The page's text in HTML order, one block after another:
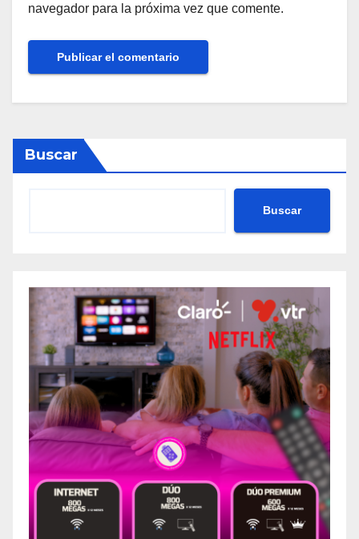
navegador para la próxima vez que comente.
Buscar
Buscar